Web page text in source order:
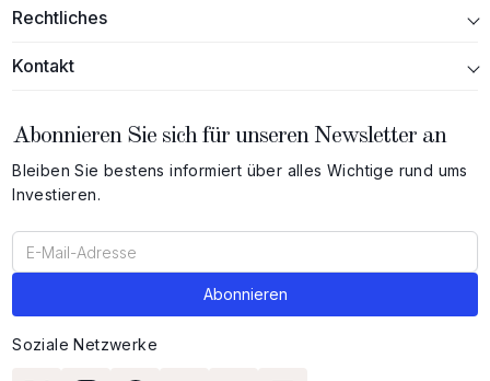
Rechtliches
Kontakt
Abonnieren Sie sich für unseren Newsletter an
Bleiben Sie bestens informiert über alles Wichtige rund ums
Investieren.
Soziale Netzwerke